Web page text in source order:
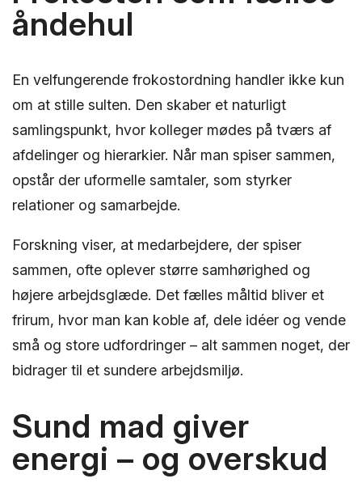
åndehul
En velfungerende frokostordning handler ikke kun
om at stille sulten. Den skaber et naturligt
samlingspunkt, hvor kolleger mødes på tværs af
afdelinger og hierarkier. Når man spiser sammen,
opstår der uformelle samtaler, som styrker
relationer og samarbejde.
Forskning viser, at medarbejdere, der spiser
sammen, ofte oplever større samhørighed og
højere arbejdsglæde. Det fælles måltid bliver et
frirum, hvor man kan koble af, dele idéer og vende
små og store udfordringer – alt sammen noget, der
bidrager til et sundere arbejdsmiljø.
Sund mad giver
energi – og overskud